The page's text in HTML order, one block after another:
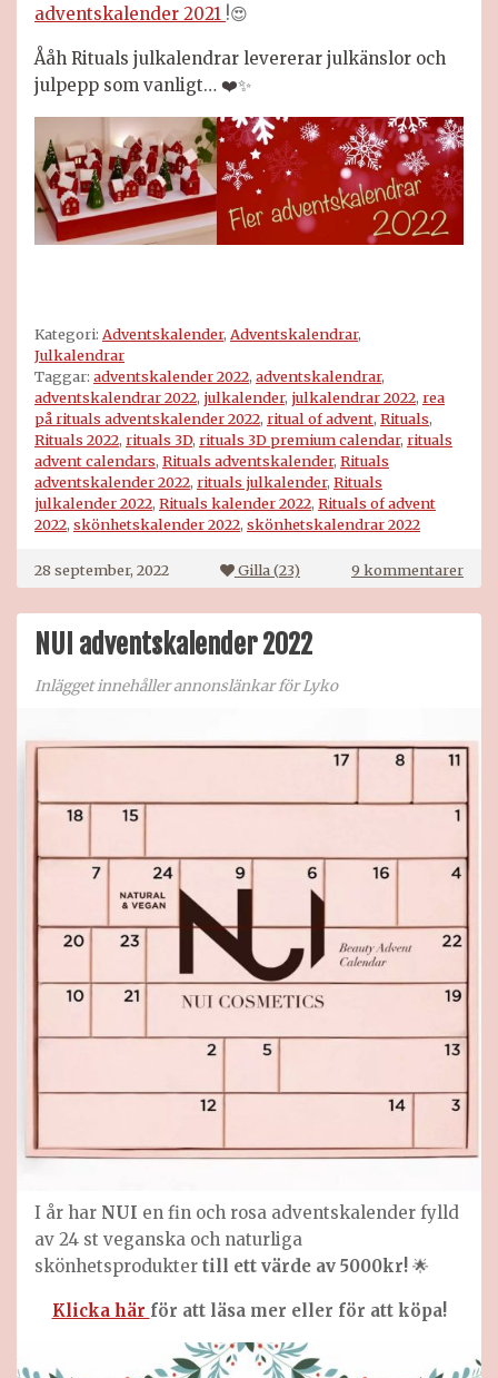
adventskalender 2021 !😍
Ååh Rituals julkalendrar levererar julkänslor och
julpepp som vanligt… ❤️✨
Kategori: Adventskalender, Adventskalendrar,
Julkalendrar
Taggar: adventskalender 2022, adventskalendrar,
adventskalendrar 2022, julkalender, julkalendrar 2022, rea
på rituals adventskalender 2022, ritual of advent, Rituals,
Rituals 2022, rituals 3D, rituals 3D premium calendar, rituals
advent calendars, Rituals adventskalender, Rituals
adventskalender 2022, rituals julkalender, Rituals
julkalender 2022, Rituals kalender 2022, Rituals of advent
2022, skönhetskalender 2022, skönhetskalendrar 2022
28 september, 2022 Gilla (23) 9 kommentarertill
NUI adventskalender 2022
Inlägget innehåller annonslänkar för Lyko
I år har NUI en fin och rosa adventskalender fylld
av 24 st veganska och naturliga
skönhetsprodukter till ett värde av 5000kr! 🌟
Klicka här för att läsa mer eller för att köpa!